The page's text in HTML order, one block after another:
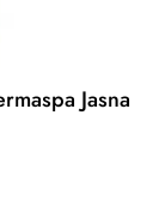
Jasna